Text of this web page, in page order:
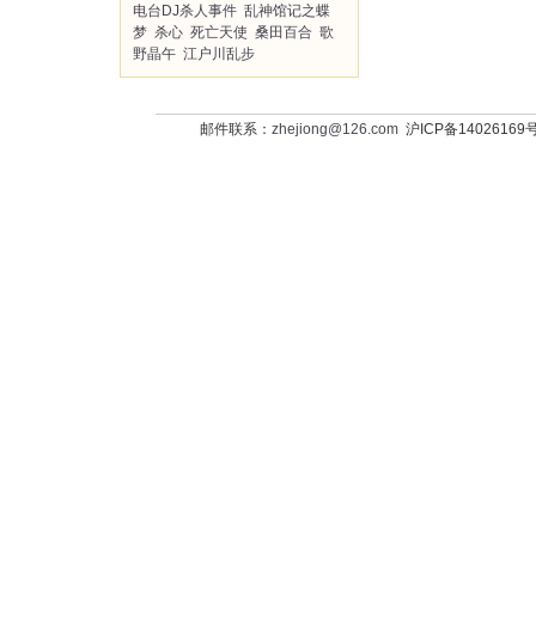
电台DJ杀人事件 乱神馆记之蝶
梦 杀心 死亡天使 桑田百合 歌
野晶午 江户川乱步
邮件联系： zhejiong@126.com沪ICP备14026169